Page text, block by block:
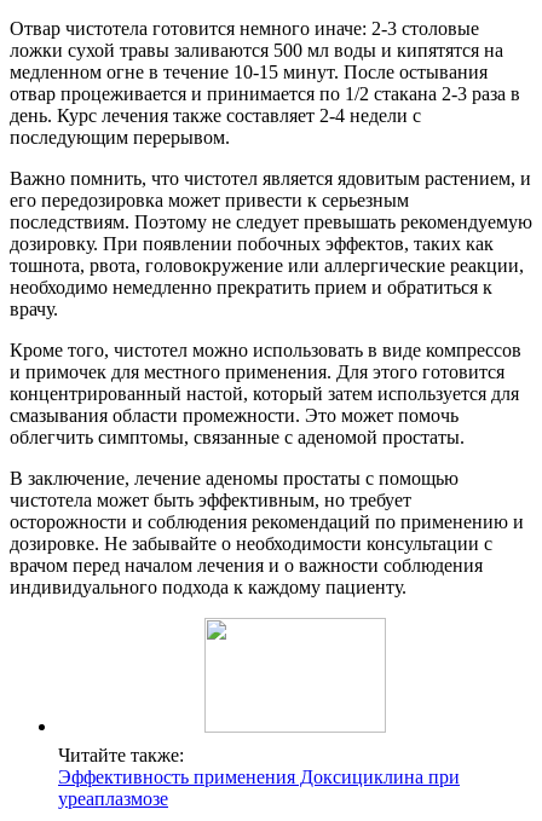
Отвар чистотела готовится немного иначе: 2-3 столовые
ложки сухой травы заливаются 500 мл воды и кипятятся на
медленном огне в течение 10-15 минут. После остывания
отвар процеживается и принимается по 1/2 стакана 2-3 раза в
день. Курс лечения также составляет 2-4 недели с
последующим перерывом.
Важно помнить, что чистотел является ядовитым растением, и
его передозировка может привести к серьезным
последствиям. Поэтому не следует превышать рекомендуемую
дозировку. При появлении побочных эффектов, таких как
тошнота, рвота, головокружение или аллергические реакции,
необходимо немедленно прекратить прием и обратиться к
врачу.
Кроме того, чистотел можно использовать в виде компрессов
и примочек для местного применения. Для этого готовится
концентрированный настой, который затем используется для
смазывания области промежности. Это может помочь
облегчить симптомы, связанные с аденомой простаты.
В заключение, лечение аденомы простаты с помощью
чистотела может быть эффективным, но требует
осторожности и соблюдения рекомендаций по применению и
дозировке. Не забывайте о необходимости консультации с
врачом перед началом лечения и о важности соблюдения
индивидуального подхода к каждому пациенту.
Читайте также:
Эффективность применения Доксициклина при
уреаплазмозе